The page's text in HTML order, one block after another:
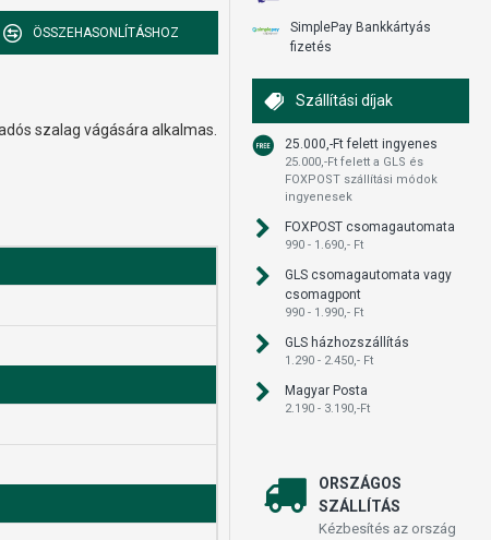
ÖSSZEHASONLÍTÁSHOZ
szalag vágására alkalmas.
SimplePay Bankkártyás
fizetés
Szállítási díjak
25.000,-Ft felett ingyenes
25.000,-Ft felett a GLS és
FOXPOST szállítási módok
ingyenesek
FOXPOST csomagautomata
990 - 1.690,- Ft
GLS csomagautomata vagy
csomagpont
990 - 1.990,- Ft
GLS házhozszállítás
1.290 - 2.450,- Ft
Magyar Posta
2.190 - 3.190,-Ft
ORSZÁGOS
SZÁLLÍTÁS
Kézbesítés az ország